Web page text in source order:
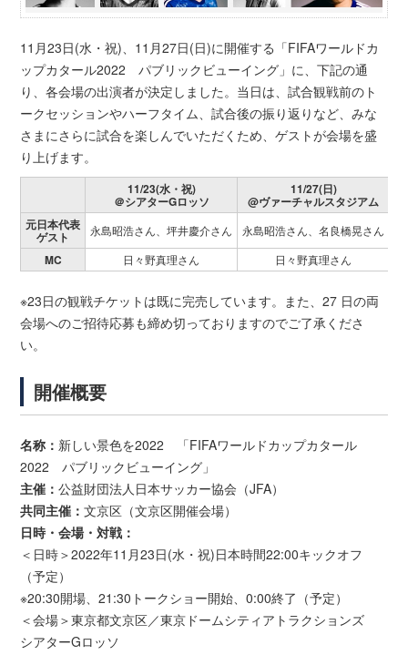
11月23日(水・祝)、11月27日(日)に開催する「FIFAワールドカ
ップカタール2022 パブリックビューイング」に、下記の通
り、各会場の出演者が決定しました。当日は、試合観戦前のト
ークセッションやハーフタイム、試合後の振り返りなど、みな
さまにさらに試合を楽しんでいただくため、ゲストが会場を盛
り上げます。
11/23(水・祝)
＠シアターGロッソ
11/27(日)
@ヴァーチャルスタジアム
元日本代表
ゲスト 永島昭浩さん、坪井慶介さん 永島昭浩さん、名良橋晃さん
MC 日々野真理さん 日々野真理さん
※23日の観戦チケットは既に完売しています。また、27 日の両
会場へのご招待応募も締め切っておりますのでご了承くださ
い。
開催概要
名称： 新しい景色を2022 「FIFAワールドカップカタール
2022 パブリックビューイング」
主催：公益財団法人日本サッカー協会（JFA）
共同主催：文京区（文京区開催会場）
日時・会場・対戦：
＜日時＞2022年11月23日(水・祝)日本時間22:00キックオフ
（予定）
※20:30開場、21:30トークショー開始、0:00終了（予定）
＜会場＞東京都文京区／東京ドームシティアトラクションズ
シアターGロッソ